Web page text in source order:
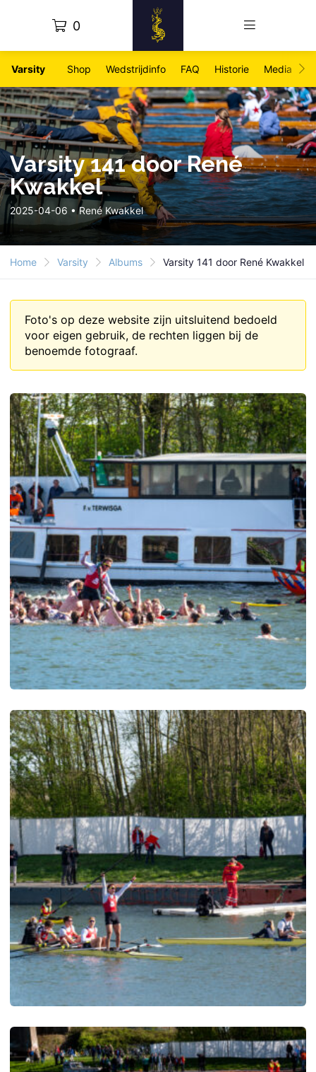
0
Varsity Shop Wedstrijdinfo FAQ Historie Media
Varsity 141 door René
Kwakkel
2025-04-06 • René Kwakkel
Home Varsity Albums Varsity 141 door René Kwakkel
Foto's op deze website zijn uitsluitend bedoeld
voor eigen gebruik, de rechten liggen bij de
benoemde fotograaf.